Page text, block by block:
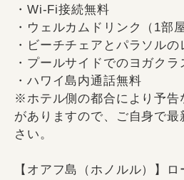
・Wi-Fi接続無料
・ウェルカムドリンク（1部
・ビーチチェアとパラソル
・プールサイドでのヨガクラ
・ハワイ島内通話無料
※ホテル側の都合により予告
がありますので、ご自身で
さい。
【オアフ島（ホノルル）】